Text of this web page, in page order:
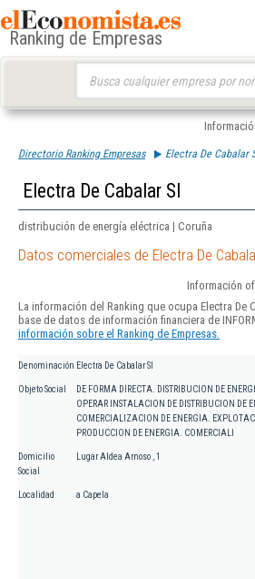
Ranking de Empresas
Directorio Ranking Empresas Electra De Cabalar
Electra De Cabalar Sl
distribución de energía eléctrica | Coruña
Datos comerciales de Electra De
Información
La información del Ranking que ocupa Electra De
base de datos de información financiera de
información sobre el Ranking de Empresas.
Denominación Electra De Cabalar Sl
Objeto Social
DE FORMA DIRECTA. DISTRIBUCION DE
OPERAR INSTALACION DE DISTRIBUCION DE
COMERCIALIZACION DE ENERGIA.
PRODUCCION DE ENERGIA. COMERCIALI
Domicilio
Social
Lugar Aldea Arnoso , 1
Localidad a Capela